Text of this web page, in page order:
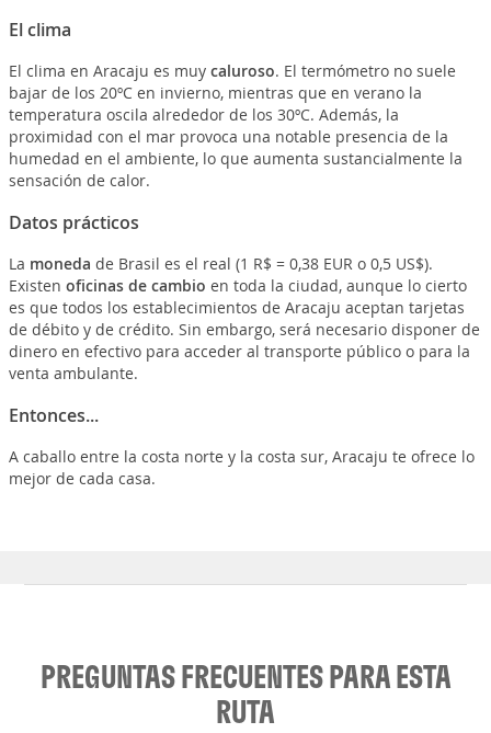
El clima
El clima en Aracaju es muy caluroso. El termómetro no suele
bajar de los 20ºC en invierno, mientras que en verano la
temperatura oscila alrededor de los 30ºC. Además, la
proximidad con el mar provoca una notable presencia de la
humedad en el ambiente, lo que aumenta sustancialmente la
sensación de calor.
Datos prácticos
La moneda de Brasil es el real (1 R$ = 0,38 EUR o 0,5 US$).
Existen oficinas de cambio en toda la ciudad, aunque lo cierto
es que todos los establecimientos de Aracaju aceptan tarjetas
de débito y de crédito. Sin embargo, será necesario disponer de
dinero en efectivo para acceder al transporte público o para la
venta ambulante.
Entonces...
A caballo entre la costa norte y la costa sur, Aracaju te ofrece lo
mejor de cada casa.
PREGUNTAS FRECUENTES PARA ESTA
RUTA